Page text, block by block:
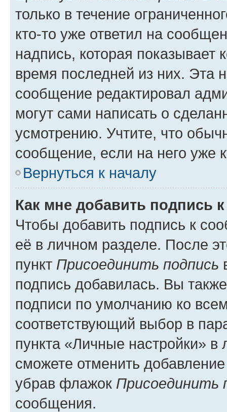
только в течение
кто-то уже ответил на
надпись, которая показывает
время последней из них. Эта
сообщение редактировал
могут сами написать о
усмотрению. Учтите, что
сообщение, если на него уже
Вернуться к началу
Как мне добавить подпись
Чтобы добавить подпись к
её в личном разделе. После
пункт Присоединить подпись
подпись добавилась. Вы
подписи по умолчанию ко
соответствующий выбор в
пункта «Личные настройки»
сможете отменить
убрав флажок Присоединить
сообщения.